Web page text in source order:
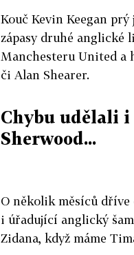
Kouč Kevin Keegan
zápasy druhé anglické
Manchesteru United a
či Alan Shearer.
Chybu udělali
Sherwood...
O několik měsíců
i úřadující anglický
Zidana, když máme